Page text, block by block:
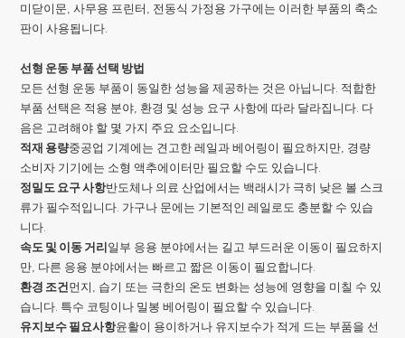
미닫이문, 사무용 프린터, 전동식 가정용 가구에는 이러한 부품의 축소
판이 사용됩니다.
선형 운동 부품 선택 방법
모든 선형 운동 부품이 동일한 성능을 제공하는 것은 아닙니다. 적합한
부품 선택은 적용 분야, 환경 및 성능 요구 사항에 따라 달라집니다. 다
음은 고려해야 할 몇 가지 주요 요소입니다.
적재 용량중공업 기계에는 견고한 레일과 베어링이 필요하지만, 경량
소비자 기기에는 소형 액추에이터만 필요할 수도 있습니다.
정밀도 요구 사항반도체나 의료 산업에서는 백래시가 극히 낮은 볼 스크
류가 필수적입니다. 가구나 문에는 기본적인 레일로도 충분할 수 있습
니다.
속도 및 이동 거리일부 응용 분야에서는 길고 부드러운 이동이 필요하지
만, 다른 응용 분야에서는 빠르고 짧은 이동이 필요합니다.
환경 조건먼지, 습기 또는 극한의 온도 변화는 성능에 영향을 미칠 수 있
습니다. 특수 코팅이나 밀봉 베어링이 필요할 수 있습니다.
유지보수 필요사항윤활이 용이하거나 유지보수가 적게 드는 부품을 선